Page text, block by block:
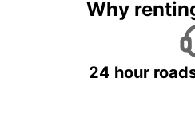
Why
24 hour